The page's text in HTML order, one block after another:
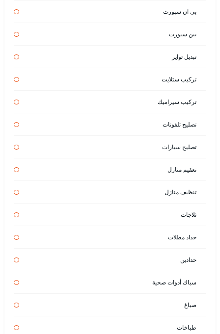
بي ان سبورت
بين سبورت
تبديل تواير
تركيب ستلايت
تركيب سيراميك
تصليح تلفونات
تصليح سيارات
تعقيم منازل
تنظيف منازل
ثلاجات
حداد مظلات
حدادين
سباك أدوات صحية
صباغ
طباخات